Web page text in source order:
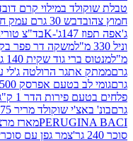
קרם דובדבן 86 גרם
דבש 30 גרם עמק חפר
טרולי
בד"צ טורינו טנטיישן חלב
משקה דר פפר בקבוק 450מ"ל
גוד שקית 140 גרם
הרולטה ג'לי ענק 90 גרם
אפרסק 500 גרם
לקריץ
הדר 1 ק"ג
שוקולד מריר 175ג'
מארז מרציפן ללא תוספת